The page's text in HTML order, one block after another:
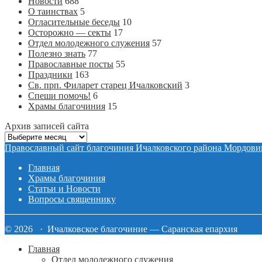
О таинствах 5
Огласительные беседы 10
Осторожно — секты 17
Отдел молодежного служения 57
Полезно знать 77
Православные посты 55
Праздники 163
Св. прп. Филарет старец Ичалковский 3
Спеши помочь! 6
Храмы благочиния 15
Архив записей сайта
Архив
записей
Православный сайт благочиния Ичалковского района
Главная
Храмы благочиния
Статьи и Новости
Вопросы священнику
© 2026 · Ичалковское благочиние — Саранская епархия
Главная
Отдел молодежного служения